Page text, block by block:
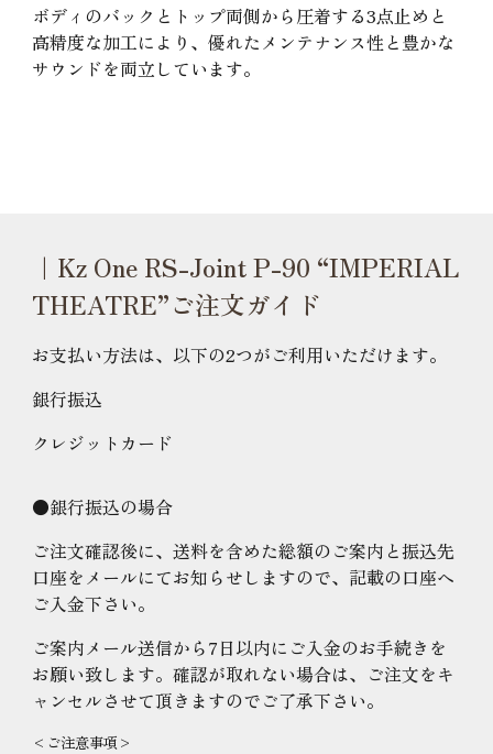
ボディのバックとトップ両側から圧着する3点止めと
高精度な加工により、優れたメンテナンス性と豊かな
サウンドを両立しています。
｜Kz One RS-Joint P-90 “IMPERIAL
THEATRE”ご注文ガイド
お支払い方法は、以下の2つがご利用いただけます。
銀行振込
クレジットカード
●銀行振込の場合
ご注文確認後に、送料を含めた総額のご案内と振込先
口座をメールにてお知らせしますので、記載の口座へ
ご入金下さい。
ご案内メール送信から7日以内にご入金のお手続きを
お願い致します。確認が取れない場合は、ご注文をキ
ャンセルさせて頂きますのでご了承下さい。
<ご注意事項>